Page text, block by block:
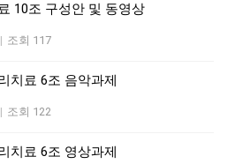
10조 구성안 및 동영상
| 조회 117
치료 6조 음악과제
| 조회 122
치료 6조 영상과제